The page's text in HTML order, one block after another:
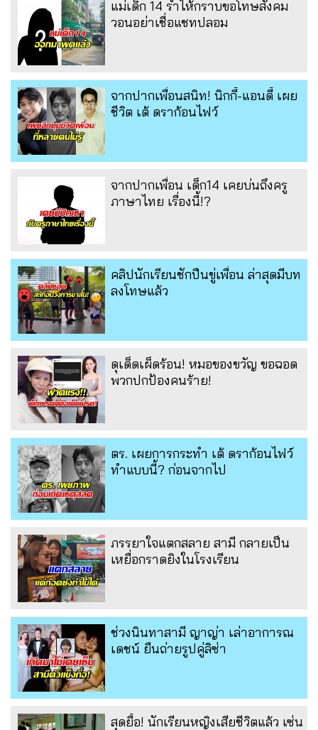
แม่เด็ก 14 ร่ำไห้กราบขอโทษสังคม
วอนอย่าเชื่อแชทปลอม
จากปากเพื่อนสนิท! นิกกี้-แอนดี้ เผย
ชีวิต เต้ ดราก้อนไฟว์
จากปากเพื่อน เด็ก14 เคยบ่นถึงครู
ภาษาไทย เรื่องนี้!?
คลิปนักเรียนชักปืนขู่เพื่อน ล่าสุดมีบท
ลงโทษแล้ว
ดุเด็ดเผ็ดร้อน! หมอของขวัญ ขอฉอด
พวกปกป้องคนร้าย!
ตร. เผยการกระทำ เต้ ดราก้อนไฟว์
ทำแบบนี้? ก่อนจากไป
ภรรยาใจแตกสลาย สามี กลายเป็น
เหยื่อกราดยิงในโรงเรียน
ช่วงนินทาสามี ญาญ่า เล่าอาการณ
เดชน์ ยืนถ่ายรูปคู่ลิซ่า
สุดยื้อ! นักเรียนหญิงเสียชีวิตแล้ว เซ่น